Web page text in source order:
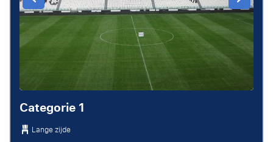
Categorie 1
Lange zijde